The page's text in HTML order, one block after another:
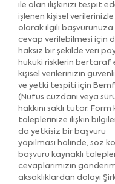
ile olan ilişkinizi tespit
işlenen kişisel
olarak ilgili başvurunuza
cevap verilebilmesi için
haksız bir şekilde veri
hukuki risklerin bertaraf
kişisel verilerinizin
ve yetki tespiti için
(Nüfus cüzdanı veya
hakkını saklı tutar.
taleplerinize ilişkin
da yetkisiz bir başvuru
yapılması halinde, söz
başvuru kaynaklı
cevaplarımızın
aksaklıklardan dolayı